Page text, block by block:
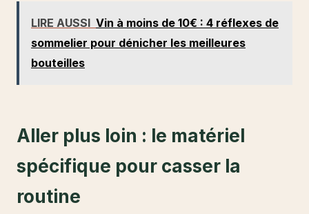
LIRE AUSSI Vin à moins de 10€ : 4 réflexes de
sommelier pour dénicher les meilleures
bouteilles
Aller plus loin : le matériel
spécifique pour casser la
routine